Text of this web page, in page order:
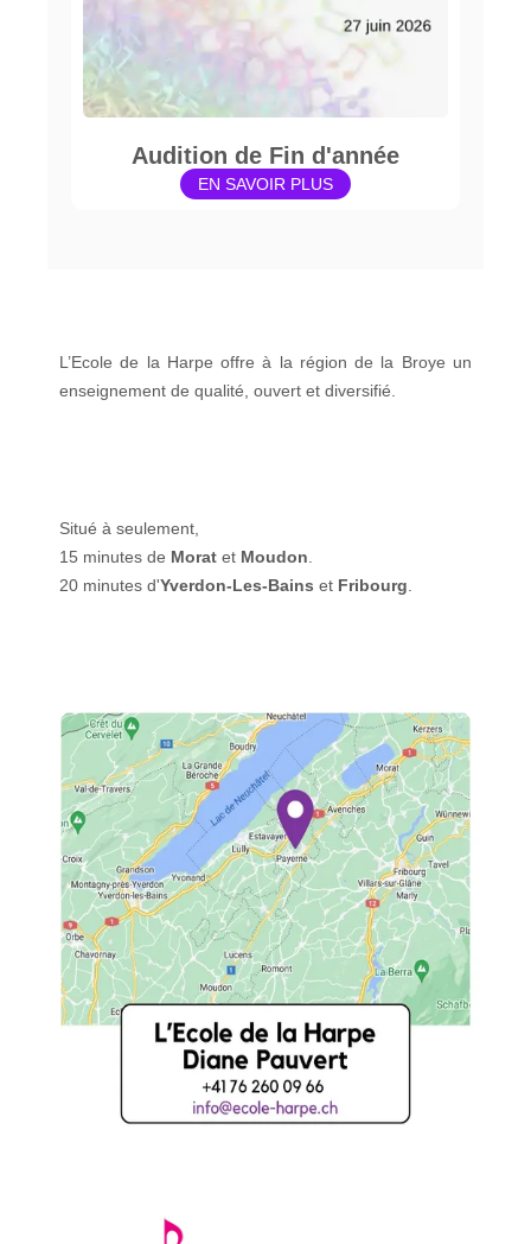
Audition de Fin d'année
EN SAVOIR PLUS
L’Ecole de la Harpe offre à la région de la Broye un
enseignement de qualité, ouvert et diversifié.
Situé à seulement,
15 minutes de Morat et Moudon
20 minutes d'Yverdon-Les-Bains et Fribourg